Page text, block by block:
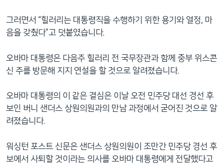
그러면서 “힐러리는 대통령직을 수행하기 위한 용기와 열정, 마
음을 갖췄다”고 덧붙였습니다.
오바마 대통령은 다음주 힐러리 전 국무장관과 함께 중부 위스콘
신 주를 방문해 지지 연설을 할 것으로 알려졌습니다.
오바마 대통령의 이 같은 결심은 이날 오전 민주당 대선 경선 후
보인 버니 샌더스 상원의원과의 만남 과정에서 굳어진 것으로 알
려졌습니다.
워싱턴 포스트 신문은 샌더스 상원의원이 조만간 민주당 경선 후
보에서 사퇴할 것이라는 의사를 오바마 대통령에게 전달했다고